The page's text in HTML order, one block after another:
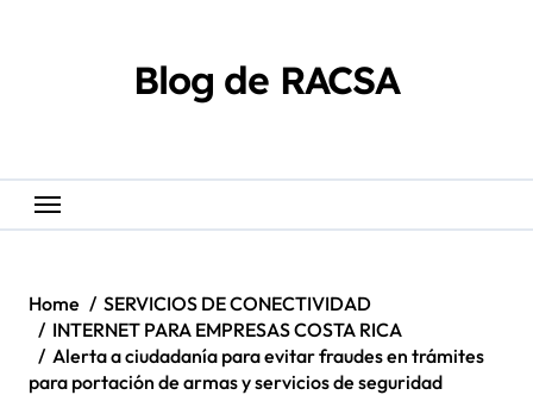
Blog de RACSA
Home
SERVICIOS DE CONECTIVIDAD
INTERNET PARA EMPRESAS COSTA RICA
Alerta a ciudadanía para evitar fraudes en trámites
para portación de armas y servicios de seguridad